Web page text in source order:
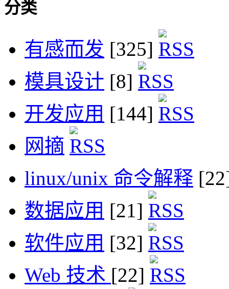
分类
有感而发 [325]
模具设计 [8]
开发应用 [144]
网摘
linux/unix 命令解释
数据应用 [21]
软件应用 [32]
Web 技术 [22]